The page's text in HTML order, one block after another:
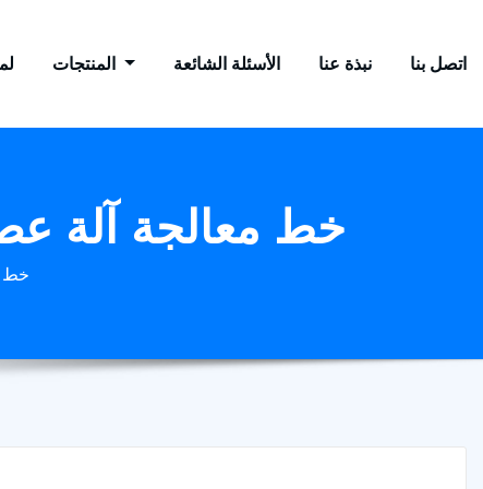
الأسئلة الشائعة نبذة عنا اتصل بنا
خط معالجة آلة عصر زيت
خط